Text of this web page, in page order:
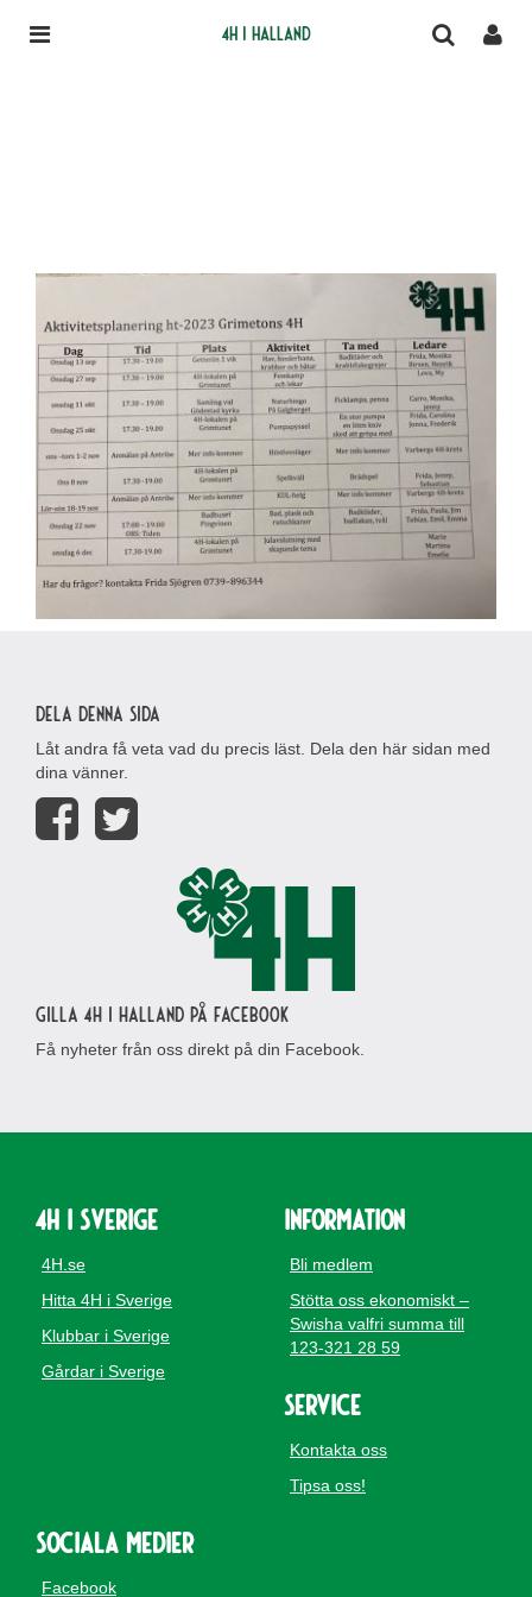
4H i Halland
Dela denna sida
Låt andra få veta vad du precis läst. Dela den här sidan med
dina vänner.
Gilla 4H i Halland på Facebook
Få nyheter från oss direkt på din Facebook.
4H i Sverige
4H.se
Hitta 4H i Sverige
Klubbar i Sverige
Gårdar i Sverige
Information
Bli medlem
Stötta oss ekonomiskt –
Swisha valfri summa till
123-321 28 59
Service
Kontakta oss
Tipsa oss!
Sociala medier
Facebook